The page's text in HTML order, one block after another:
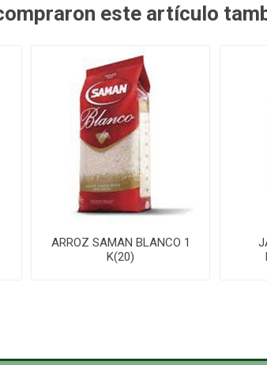
este artículo
ARROZ SAMAN BLANCO 1
K(20)